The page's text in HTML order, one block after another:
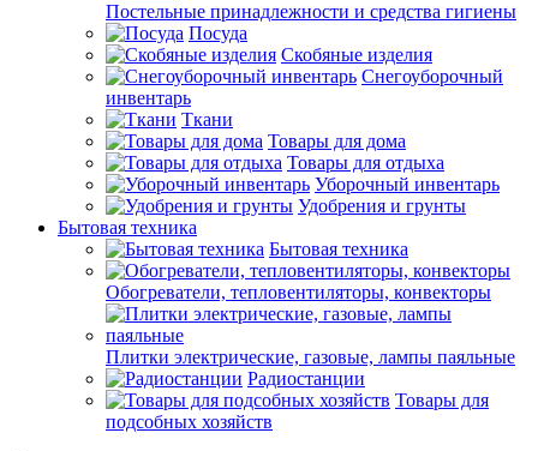
Постельные принадлежности и средства гигиены
Посуда
Скобяные изделия
Снегоуборочный
инвентарь
Ткани
Товары для дома
Товары для отдыха
Уборочный инвентарь
Удобрения и грунты
Бытовая техника
Бытовая техника
Обогреватели, тепловентиляторы, конвекторы
Плитки электрические, газовые, лампы паяльные
Радиостанции
Товары для
подсобных хозяйств